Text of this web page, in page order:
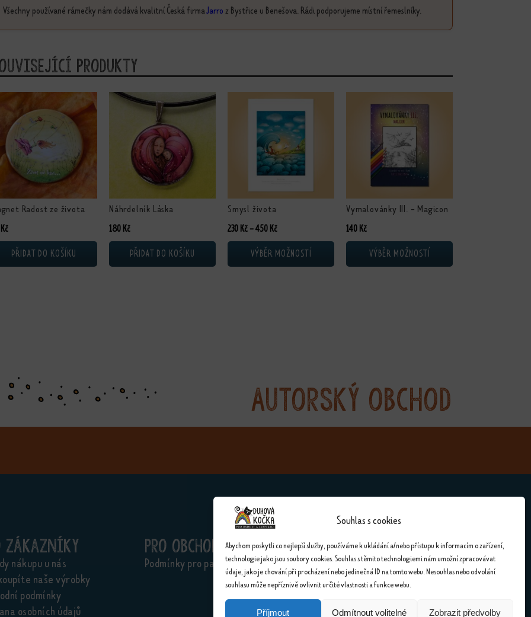
Souhlas s cookies
Abychom poskytli co nejlepší služby, používáme k ukládání a/nebo přístupu k informacím o zařízení,
technologie jako jsou soubory cookies. Souhlas s těmito technologiemi nám umožní zpracovávat
údaje, jako je chování při procházení nebo jedinečná ID na tomto webu. Nesouhlas nebo odvolání
souhlasu může nepříznivě ovlivnit určité vlastnosti a funkce webu.
Příjmout Odmítnout volitelné Zobrazit předvolby
Všechny používané rámečky nám dodává kvalitní Česká firmaJarroz Bystřice u Benešova. Rádi podporujeme místní řemeslníky.
produkty
Radost ze života
Kč
PŘIDAT DO KOŠÍKU
Náhrdelník Láska
180 Kč
PŘIDAT DO KOŠÍKU
Smysl života
230 Kč –450 KčRozpětí cen: 230 Kč až 450 Kč
VÝBĚR MOŽNOSTÍ
Tento produkt má více variant. Možnosti lze vybrat na stránce produktu
Vymalovánky III. - Magicon
140 Kč
VÝBĚR MOŽNOSTÍ
Autorský obchod
zákazníky
nákupu u nás
naše výrobky
podmínky
osobních údajů
Pro obchodníky
Podmínky pro partnery
Kontakty
Kontakty